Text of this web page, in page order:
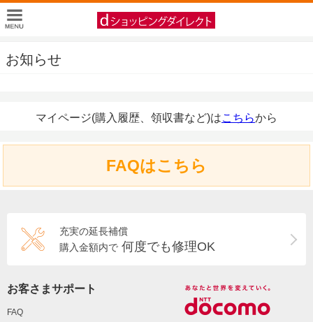
お知らせ
マイページ(購入履歴、領収書など)はこちらから
FAQはこちら
充実の延長補償
購入金額内で 何度でも修理OK
お客さまサポート
FAQ